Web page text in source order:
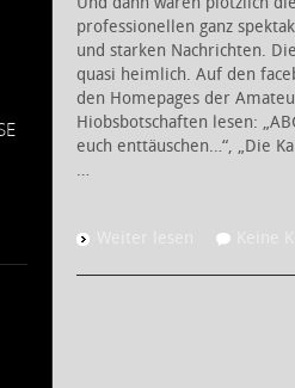
professionellen ganz
und starken Nachrichten.
quasi heimlich. Auf den
den Homepages der
Hiobsbotschaften lesen:
euch enttäuschen…“, „Die
…